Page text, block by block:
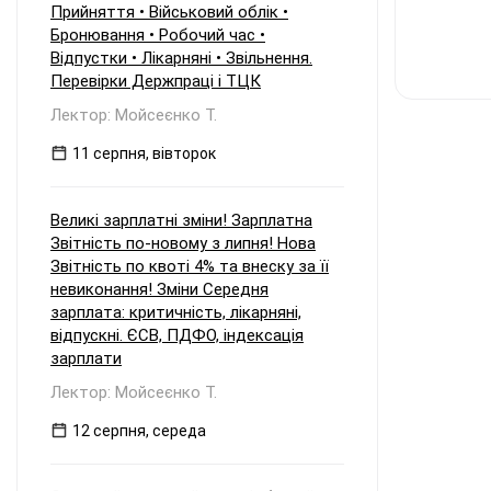
Прийняття • Військовий облік •
Бронювання • Робочий час •
Відпустки • Лікарняні • Звільнення.
Перевірки Держпраці і ТЦК
Лектор: Мойсеєнко Т.
11 серпня, вівторок
Великі зарплатні зміни! Зарплатна
Звітність по-новому з липня! Нова
Звітність по квоті 4% та внеску за її
невиконання! Зміни Середня
зарплата: критичність, лікарняні,
відпускні. ЄСВ, ПДФО, індексація
зарплати
Лектор: Мойсеєнко Т.
12 серпня, середа